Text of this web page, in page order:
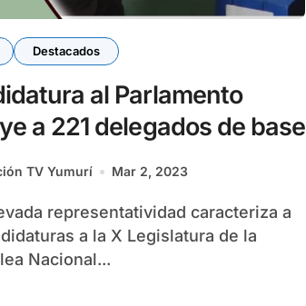
Destacados
al Parlamento
a 221 delegados de base
TV Yumurí Mar 2, 2023
a la X Legislatura de la
Nacional...